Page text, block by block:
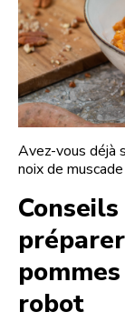
Avez-vous déjà
noix de
robot